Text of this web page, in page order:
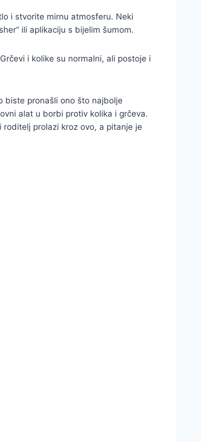
i stvorite mirnu atmosferu. Neki
ili aplikaciju s bijelim šumom.
i kolike su normalni, ali postoje i
biste pronašli ono što najbolje
alat u borbi protiv kolika i grčeva.
prolazi kroz ovo, a pitanje je